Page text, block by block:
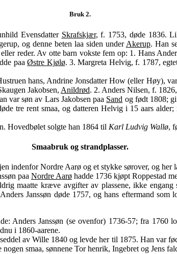
Bruk 2.
Evensdatter Skrafskjær, f. 1753, døde 1836.
og denne beten laa siden under Akerup. Han
reder. Av otte barn vokste fem op: 1. Hans
paaØstre Kjølø. 3. Margreta Helvig, f. 1787,
hans, Andrine Jonsdatter How (eller Høy),
Jakobsen, Anildrød. 2. Anders Nilsen, f.
var søn av Lars Jakobsen paa Sand og født 1808;
tre rent smaa, og datteren Helvig i 15 aars
Hovedbølet solgte han 1864 til Karl Ludvig Wallø,
Smaabruk og strandplasser.
indenfor Nordre Aarø og et stykke sørover, og her
paa Nordre Aarø hadde 1736 kjøpt Roppestad
maatte kræve avgifter av plassene, ikke
Janssøn døde 1757, og hans eftermand
Anders Janssøn (se ovenfor) 1736-57; fra 1760
i 1860-aarene.
av Wille 1840 og levde her til 1875. Han var
smaa, sønnene Tor henrik, Ingebret og Jens